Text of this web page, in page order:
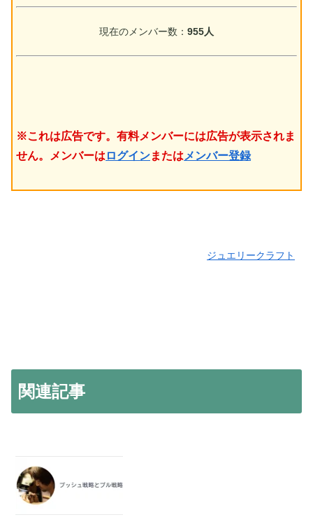
現在のメンバー数： 955人
※これは広告です。有料メンバーには広告が表示されま
せん。メンバーはログインまたはメンバー登録
ジュエリークラフト
関連記事